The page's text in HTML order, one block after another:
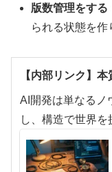
版数管理をする
られる状態を作
【内部リンク】
AI開発は単なるノ
し、構造で世界を